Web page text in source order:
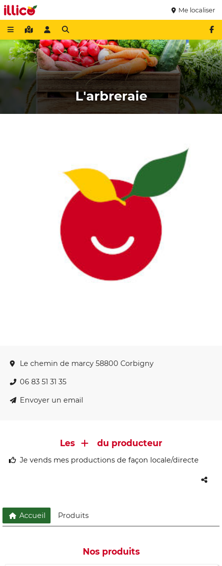
Me localiser
L'arbreraie
Le chemin de marcy 58800 Corbigny
06 83 51 31 35
Envoyer un email
Les du producteur
Je vends mes productions de façon locale/directe
Accueil Produits
Nos produits